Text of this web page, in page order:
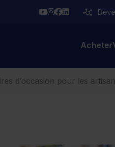
YouTube
Instagram
Facebook
Linkedin
Acheter
d’occasion pour les